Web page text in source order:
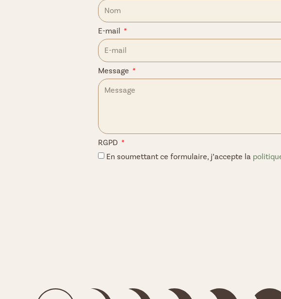
E-mail
Message
RGPD
En soumettant ce formulaire, j’accepte la